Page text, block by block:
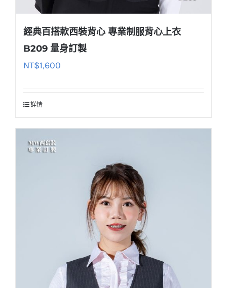
經典百搭款西裝背心 專業制服背心上衣
B209 量身訂製
NT$1,600
詳情